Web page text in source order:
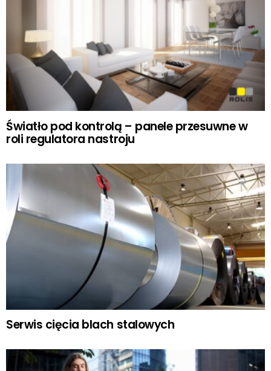
Światło pod kontrolą – panele przesuwne w
roli regulatora nastroju
Serwis cięcia blach stalowych